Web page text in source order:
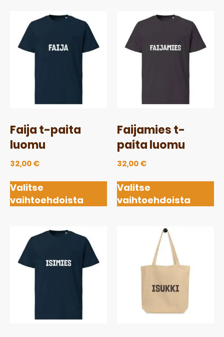
Faija t-paita
luomu
32,00€
Valitse
vaihtoehdoista
Faijamies t-
paita luomu
32,00€
Valitse
vaihtoehdoista